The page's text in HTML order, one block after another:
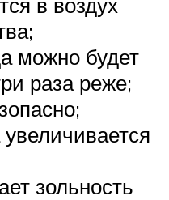
можно будет
раза реже;
зольность